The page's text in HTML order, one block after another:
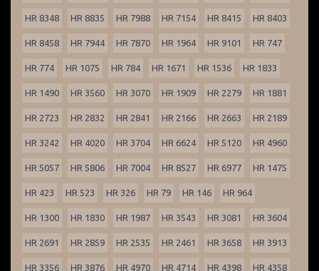
HR 8348 HR 8835 HR 7988 HR 7154 HR 8415 HR 8403
HR 8458 HR 7944 HR 7870 HR 1964 HR 9101 HR 747
HR 774 HR 1075 HR 784 HR 1671 HR 1536 HR 1833
HR 1490 HR 3560 HR 3070 HR 1909 HR 2279 HR 1881
HR 2723 HR 2832 HR 2841 HR 2166 HR 2663 HR 2189
HR 3242 HR 4020 HR 3704 HR 6624 HR 5120 HR 4960
HR 5057 HR 5806 HR 7004 HR 8527 HR 6977 HR 1475
HR 423 HR 523 HR 326 HR 79 HR 146 HR 964
HR 1300 HR 1830 HR 1987 HR 3543 HR 3081 HR 3604
HR 2691 HR 2859 HR 2535 HR 2461 HR 3658 HR 3913
HR 3356 HR 3876 HR 4970 HR 4714 HR 4398 HR 4358